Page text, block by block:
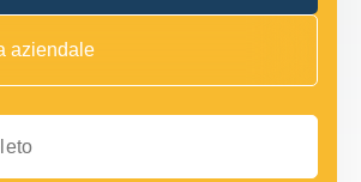
aziendale